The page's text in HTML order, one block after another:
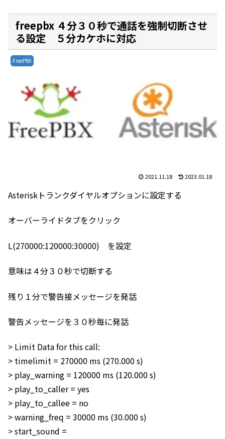
freepbx ４分３０秒で通話を強制切断させ
る設定 ５分カケホに対応
FreePBX
2021.11.18 2023.01.18
Asteriskトランクダイヤルオプションに設定する
オーバーライドタブをクリック
L(270000:120000:30000) を設定
意味は４分３０秒で切断する
残り１分で警告接メッセージを発話
警告メッセージを３０秒毎に発話
> Limit Data for this call:
> timelimit = 270000 ms (270.000 s)
> play_warning = 120000 ms (120.000 s)
> play_to_caller = yes
> play_to_callee = no
> warning_freq = 30000 ms (30.000 s)
> start_sound =